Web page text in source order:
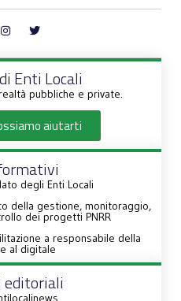
Enti Locali
pubbliche e private.
aiutarti
degli Enti Locali
della gestione, monitoraggio,
dei progetti PNRR
a responsabile della
al digitale